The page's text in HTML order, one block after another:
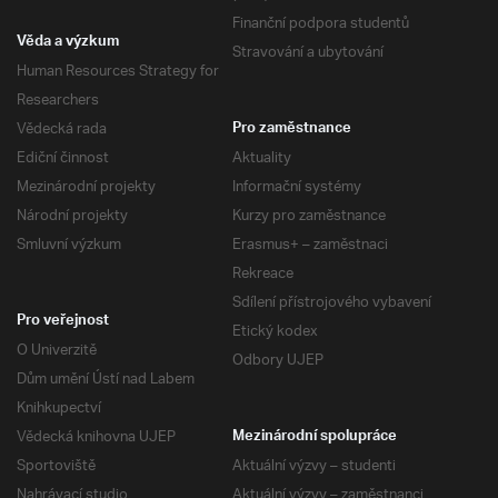
Finanční podpora studentů
Stravování a ubytování
Věda a výzkum
Human Resources Strategy for
Researchers
Vědecká rada
Ediční činnost
Mezinárodní projekty
Národní projekty
Smluvní výzkum
Pro zaměstnance
Aktuality
Informační systémy
Kurzy pro zaměstnance
Erasmus+ – zaměstnaci
Rekreace
Sdílení přístrojového vybavení
Etický kodex
Odbory UJEP
Pro veřejnost
O Univerzitě
Dům umění Ústí nad Labem
Knihkupectví
Vědecká knihovna UJEP
Sportoviště
Mezinárodní spolupráce
Aktuální výzvy – studenti